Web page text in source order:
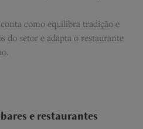
como equilibra tradição e
do setor e adapta o restaurante
bares e restaurantes